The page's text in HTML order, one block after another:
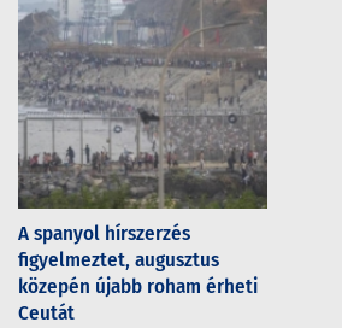
A spanyol hírszerzés
figyelmeztet, augusztus
közepén újabb roham érheti
Ceutát